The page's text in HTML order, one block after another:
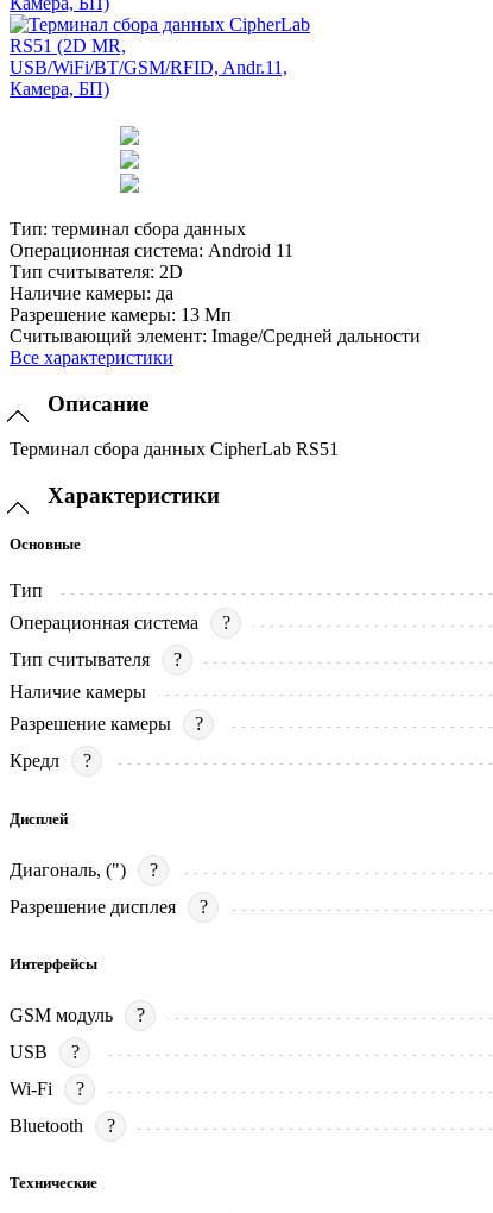
Тип: терминал сбора данных
Операционная система: Android 11
Тип считывателя: 2D
Наличие камеры: да
Разрешение камеры: 13 Мп
Считывающий элемент: Image/Средней дальности
Все характеристики
Описание
Терминал сбора данных CipherLab RS51
Характеристики
Основные
Тип
Операционная система
?
Тип считывателя
?
Наличие камеры
Разрешение камеры
?
Кредл
?
Дисплей
Диагональ, (")
?
Разрешение дисплея
?
Интерфейсы
GSM модуль
?
USB
?
Wi-Fi
?
Bluetooth
?
Технические